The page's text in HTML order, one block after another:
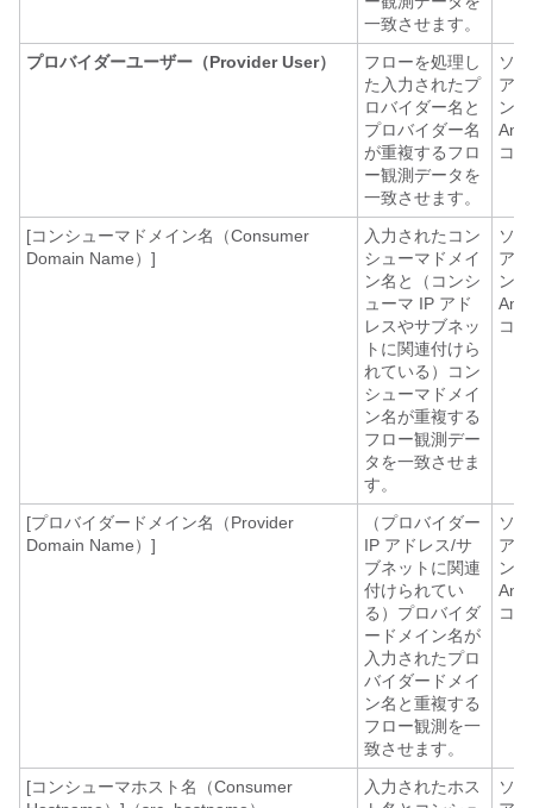
一致させます。
プロバイダーユーザー（Provider User）
フローを処理し
た入力されたプ
ロバイダー名と
プロバイダー名
が重複するフロ
ー観測データを
一致させます。
ソ
ア
ン
コ
[コンシューマドメイン名（Consumer
Domain Name）]
入力されたコン
シューマドメイ
ン名と（コンシ
ューマ IP アド
レスやサブネッ
トに関連付けら
れている）コン
シューマドメイ
ン名が重複する
フロー観測デー
タを一致させま
す。
ソ
ア
ン
コ
[プロバイダードメイン名（Provider
Domain Name）]
（プロバイダー
IP アドレス/サ
ブネットに関連
付けられてい
る）プロバイダ
ードメイン名が
入力されたプロ
バイダードメイ
ン名と重複する
フロー観測を一
致させます。
ソ
ア
ン
コ
[コンシューマホスト名（Consumer
入力されたホス
ソ